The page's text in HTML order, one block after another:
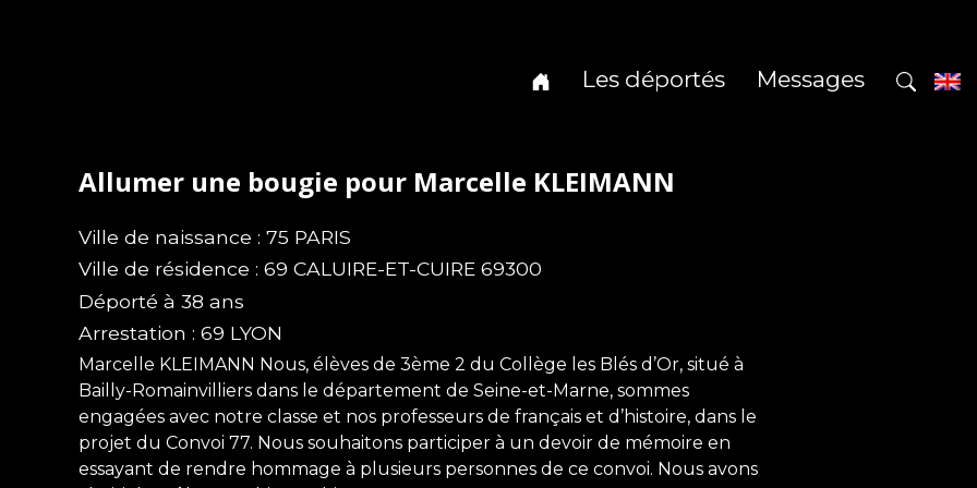
Les déportés Messages
Allumer une bougie pour Marcelle KLEIMANN
Ville de naissance : 75 PARIS
Ville de résidence : 69 CALUIRE-ET-CUIRE 69300
Déporté à 38 ans
Arrestation : 69 LYON
Marcelle KLEIMANN Nous, élèves de 3ème 2 du Collège les Blés d’Or, situé à
Bailly-Romainvilliers dans le département de Seine-et-Marne, sommes
engagées avec notre classe et nos professeurs de français et d’histoire, dans le
projet du Convoi 77. Nous souhaitons participer à un devoir de mémoire en
essayant de rendre hommage à plusieurs personnes de ce convoi. Nous avons